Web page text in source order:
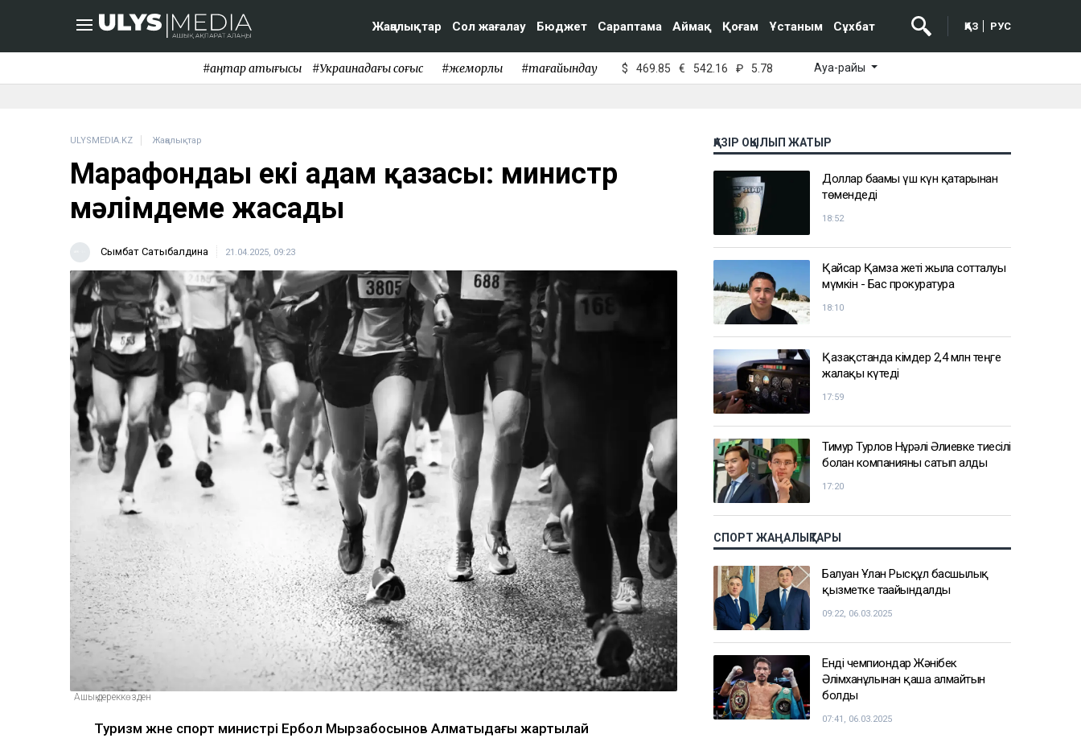
Жаңалықтар Сол жағалау Бюджет Сараптама Аймақ Қоғам Ұстаным Сұхбат ҚАЗ РУС
#қаңтар қақтығысы #Украинадағы соғыс #жемқорлық #тағайындау $ 469.85 € 542.16 ₽ 5.78 Ауа-райы
ULYSMEDIA.KZ Жаңалықтар
Марафондағы екі адам қазасы: министр
мәлімдеме жасады
Сымбат Сатыбалдина 21.04.2025, 09:23
Ашық дереккөзден
Туризм және спорт министрі Ербол Мырзабосынов Алматыдағы жартылай
ҚАЗІР ОҚЫЛЫП ЖАТЫР
Доллар бағамы үш күн қатарынан
төмендеді
18:52
Қайсар Қамза жеті жылға сотталуы
мүмкін - Бас прокуратура
18:10
Қазақстанда кімдер 2,4 млн теңге
жалақы күтеді
17:59
Тимур Турлов Нұрәлі Әлиевке тиесілі
болған компанияны сатып алды
17:20
СПОРТ ЖАҢАЛЫҚТАРЫ
Балуан Ұлан Рысқұл басшылық
қызметке тағайындалды
09:22, 06.03.2025
Енді чемпиондар Жәнібек
Әлімханұлынан қаша алмайтын
болды
07:41, 06.03.2025